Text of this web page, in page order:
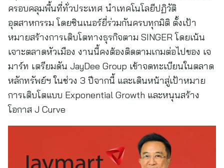
ครอบคลุมพื้นที่ทั่วประเทศ นำเทคโนโลยีปฏิวัติ
อุตสาหกรรม โดยซินเนอร์ยี่ร่วมกันครบทุกมิติ ตั้งเป้า
หมายสร้างการเติบโตทางธุรกิจตาม SINGER โดยเน้น
เจาะตลาดหัวเมือง งานนี้คงต้องติดตามเกมต่อไปของ เจ
มาร์ท เตรียมดัน JayDee Group เข้าจดทะเบียนในตลาด
หลักทรัพย์ฯ ในช่วง 3 ปีจากนี้ และเดินหน้าสู่เป้าหมาย
การเติบโตแบบ Exponential Growth และหนุนสร้าง
โอกาส J Curve